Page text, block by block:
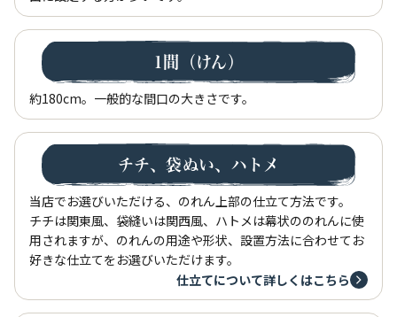
1間（けん）
約180cm。一般的な間口の大きさです。
チチ、袋ぬい、ハトメ
当店でお選びいただける、のれん上部の仕立て方法です。
チチは関東風、袋縫いは関西風、ハトメは幕状ののれんに使
用されますが、のれんの用途や形状、設置方法に合わせてお
好きな仕立てをお選びいただけます。
仕立てについて詳しくはこちら